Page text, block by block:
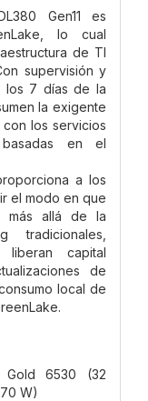
Gen11 es
lo cual
de TI
supervisión y
los 7 días de la
la exigente
los servicios
en el
a los
el modo en que
más allá de la
capital
de
local de
6530 (32
W)